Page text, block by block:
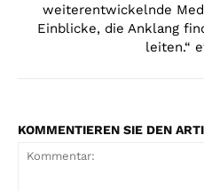
weiterentwickelnde
Einblicke, die Anklang
leiten.“
KOMMENTIEREN SIE DEN